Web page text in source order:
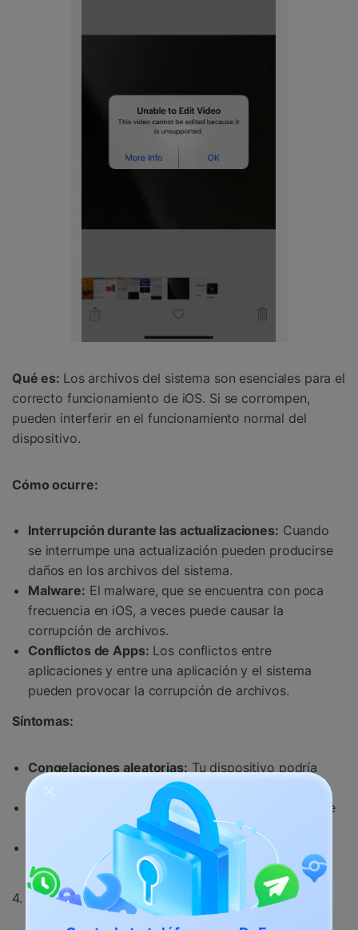
Qué es: Los archivos del sistema son esenciales para el
correcto funcionamiento de iOS. Si se corrompen,
pueden interferir en el funcionamiento normal del
dispositivo.
Cómo ocurre:
Interrupción durante las actualizaciones: Cuando
se interrumpe una actualización pueden producirse
daños en los archivos del sistema.
Malware: El malware, que se encuentra con poca
frecuencia en iOS, a veces puede causar la
corrupción de archivos.
Conflictos de Apps: Los conflictos entre
aplicaciones y entre una aplicación y el sistema
pueden provocar la corrupción de archivos.
Síntomas:
Congelaciones aleatorias: Tu dispositivo podría
congelarse de forma impredecible.
Problemas de arranque:El iPhone puede quedarse
bloqueado en el logo de Apple o no arrancar.
Mal funcionamiento de la aplicación:
Puede que
algunas aplicaciones se bloqueen o no se abran.
4. Problemas de hardware